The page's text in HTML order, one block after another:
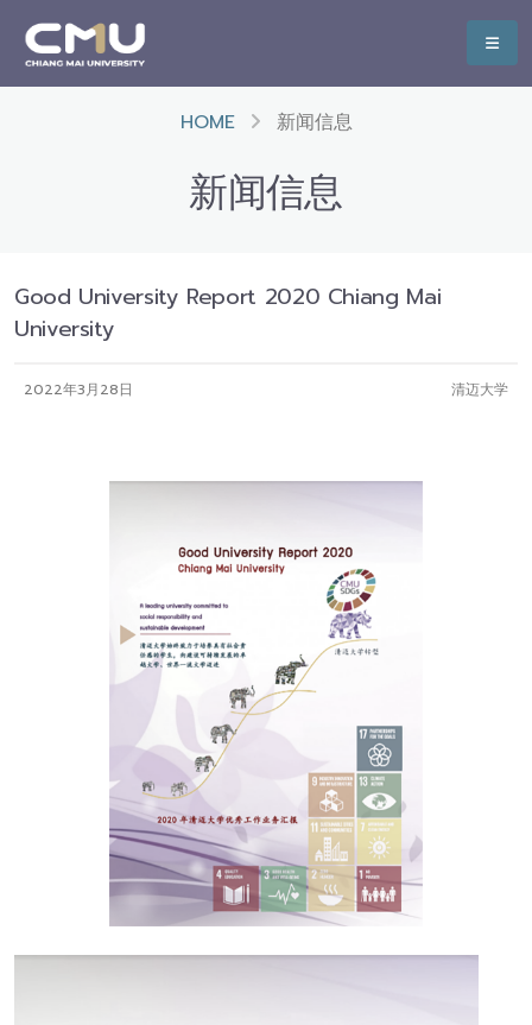
HOME 新闻信息
新闻信息
Good University Report 2020 Chiang Mai
University
2022年3月28日 清迈大学